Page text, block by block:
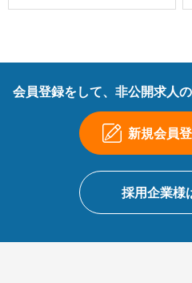
会員登録をして、非公開求人
新規会員
採用企業様